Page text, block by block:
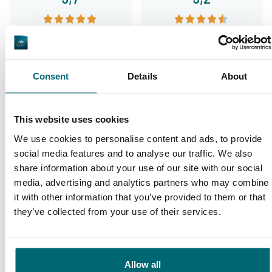
Consent Details About
This website uses cookies
We use cookies to personalise content and ads, to provide
social media features and to analyse our traffic. We also
share information about your use of our site with our social
media, advertising and analytics partners who may combine
it with other information that you’ve provided to them or that
they’ve collected from your use of their services.
Allow all
Anlagen
Ich kann mit Sicherheit sagen, dass mir Bas,
9,4
Unser Angebot Betreuung